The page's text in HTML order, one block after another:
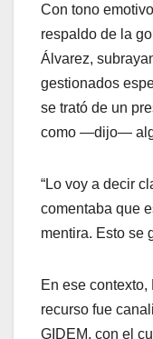
Con tono
respaldo de la
Álvarez,
gestionados
se trató de un
como —dijo—
“Lo voy a decir
comentaba que
mentira. Esto se
En ese
recurso fue
GIDEM, con el